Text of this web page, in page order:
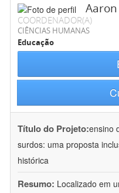
COORDENADOR(A)
CIÊNCIAS HUMANAS
Educação
Título do Projeto:ensino
surdos: uma proposta
histórica
Resumo: Localizado em